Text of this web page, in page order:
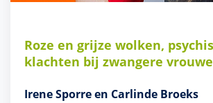
Roze en grijze wolken,
klachten bij zwangere
Irene Sporre en Carlinde Broeks